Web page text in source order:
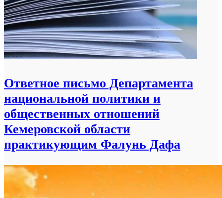
Ответное письмо Департамента
национальной политики и
общественных отношений
Кемеровской области
практикующим Фалунь Дафа